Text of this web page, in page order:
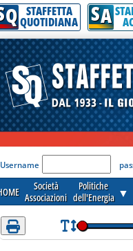
per lèggere interamente la
Q STAFFETTA
QUOTIDIANA SA
'Modulo Login per
Username
Società
Associazioni
Politiche
dell'Energia ▼